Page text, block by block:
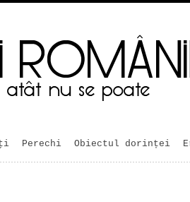
Perechi Obiectul dorinței